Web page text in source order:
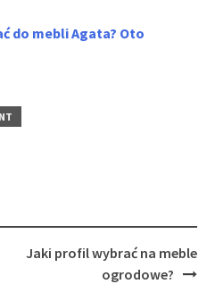
do mebli Agata? Oto
Jaki profil wybrać na meble
ogrodowe?